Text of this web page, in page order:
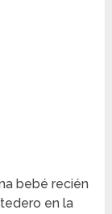
bebé recién
en la